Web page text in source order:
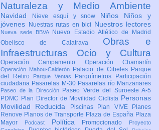
Naturaleza y Medio Ambiente
Navidad Nieve esquí y snow Niños Niños y
jóvenes
Nuestras rutas en bici Nuestros lectores
Nueva sede BBVA
Nuevo Estadio Atlético de Madrid
Obelisco de Calatrava Obras e
Infraestructuras Ocio y Cultura
Operación Campamento Operación Chamartín
Operación Mahou-Calderón Palacio de Cibeles Parque
del Retiro
Parque Ventas Parquímetros
Participación
ciudadana Pasarelas M-30 Pasarelas río Manzanares
Paseo de la Dirección
Paseo Verde del Suroeste A-5
PDMC Plan Director de Movilidad Ciclista Personas
Movilidad Reducida
Piscinas Plan VIVE
Planes
Renove Planos de Transporte Plaza de España Plaza
Mayor
Podcast Política Promocionado
Proyecto